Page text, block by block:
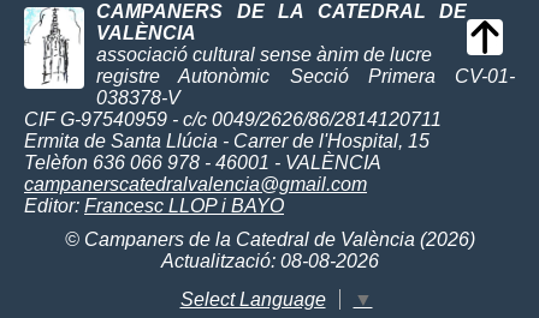
CAMPANERS DE LA CATEDRAL DE
VALÈNCIA
associació cultural sense ànim de lucre
registre Autonòmic Secció Primera CV-01-
038378-V
CIF G-97540959 - c/c 0049/2626/86/2814120711
Ermita de Santa Llúcia - Carrer de l'Hospital, 15
Telèfon 636 066 978 - 46001 - VALÈNCIA
campanerscatedralvalencia@gmail.com
Editor: Francesc LLOP i BAYO
© Campaners de la Catedral de València (2026)
Actualització: 08-08-2026
Select Language
▼